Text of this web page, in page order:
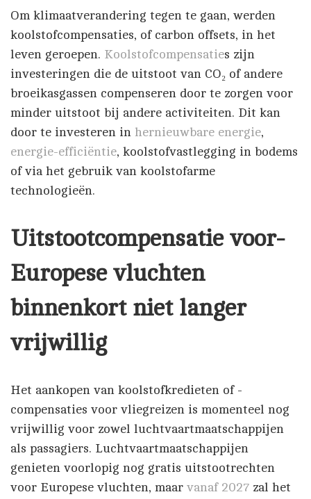
Om klimaatverandering tegen te gaan, werden
koolstofcompensaties, of carbon offsets, in het
leven geroepen. Koolstofcompensaties zijn
investeringen die de uitstoot van CO₂ of andere
broeikasgassen compenseren door te zorgen voor
minder uitstoot bij andere activiteiten. Dit kan
door te investeren in hernieuwbare energie,
energie-efficiëntie, koolstofvastlegging in bodems
of via het gebruik van koolstofarme
technologieën.
Uitstootcompensatie voor-
Europese vluchten
binnenkort niet langer
vrijwillig
Het aankopen van koolstofkredieten of -
compensaties voor vliegreizen is momenteel nog
vrijwillig voor zowel luchtvaartmaatschappijen
als passagiers. Luchtvaartmaatschappijen
genieten voorlopig nog gratis uitstootrechten
voor Europese vluchten, maar vanaf 2027 zal het